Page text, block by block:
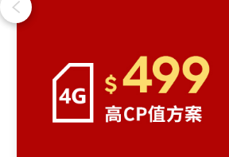
Previous